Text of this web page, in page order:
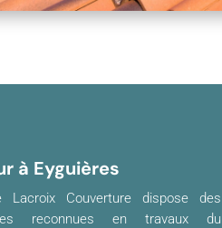
à Eyguières
Lacroix Couverture dispose des
reconnues en travaux du